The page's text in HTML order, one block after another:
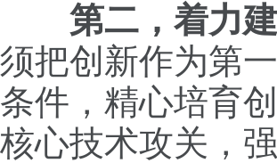
第二，着力
须把创新作为第
条件，精心培育
核心技术攻关，